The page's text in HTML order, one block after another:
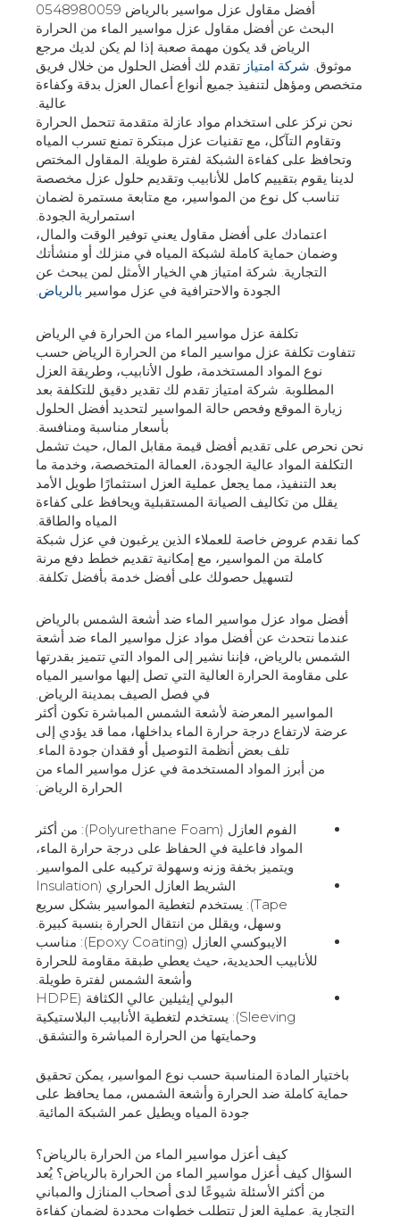
أفضل مقاول عزل مواسير بالرياض 0548980059
البحث عن أفضل مقاول عزل مواسير الماء من الحرارة
الرياض قد يكون مهمة صعبة إذا لم يكن لديك مرجع
موثوق. شركة امتياز تقدم لك أفضل الحلول من خلال فريق
متخصص ومؤهل لتنفيذ جميع أنواع أعمال العزل بدقة وكفاءة
عالية.
نحن نركز على استخدام مواد عازلة متقدمة تتحمل الحرارة
وتقاوم التآكل، مع تقنيات عزل مبتكرة تمنع تسرب المياه
وتحافظ على كفاءة الشبكة لفترة طويلة. المقاول المختص
لدينا يقوم بتقييم كامل للأنابيب وتقديم حلول عزل مخصصة
تناسب كل نوع من المواسير، مع متابعة مستمرة لضمان
استمرارية الجودة.
اعتمادك على أفضل مقاول يعني توفير الوقت والمال،
وضمان حماية كاملة لشبكة المياه في منزلك أو منشأتك
التجارية. شركة امتياز هي الخيار الأمثل لمن يبحث عن
الجودة والاحترافية في عزل مواسير بالرياض.
تكلفة عزل مواسير الماء من الحرارة في الرياض
تتفاوت تكلفة عزل مواسير الماء من الحرارة الرياض حسب
نوع المواد المستخدمة، طول الأنابيب، وطريقة العزل
المطلوبة. شركة امتياز تقدم لك تقدير دقيق للتكلفة بعد
زيارة الموقع وفحص حالة المواسير لتحديد أفضل الحلول
بأسعار مناسبة ومنافسة.
نحن نحرص على تقديم أفضل قيمة مقابل المال، حيث تشمل
التكلفة المواد عالية الجودة، العمالة المتخصصة، وخدمة ما
بعد التنفيذ، مما يجعل عملية العزل استثمارًا طويل الأمد
يقلل من تكاليف الصيانة المستقبلية ويحافظ على كفاءة
المياه والطاقة.
كما نقدم عروض خاصة للعملاء الذين يرغبون في عزل شبكة
كاملة من المواسير، مع إمكانية تقديم خطط دفع مرنة
لتسهيل حصولك على أفضل خدمة بأفضل تكلفة.
أفضل مواد عزل مواسير الماء ضد أشعة الشمس بالرياض
عندما نتحدث عن أفضل مواد عزل مواسير الماء ضد أشعة
الشمس بالرياض، فإننا نشير إلى المواد التي تتميز بقدرتها
على مقاومة الحرارة العالية التي تصل إليها مواسير المياه
في فصل الصيف بمدينة الرياض.
المواسير المعرضة لأشعة الشمس المباشرة تكون أكثر
عرضة لارتفاع درجة حرارة الماء بداخلها، مما قد يؤدي إلى
تلف بعض أنظمة التوصيل أو فقدان جودة الماء.
من أبرز المواد المستخدمة في عزل مواسير الماء من
الحرارة الرياض:
الفوم العازل (Polyurethane Foam): من أكثر
المواد فاعلية في الحفاظ على درجة حرارة الماء،
ويتميز بخفة وزنه وسهولة تركيبه على المواسير.
الشريط العازل الحراري (Insulation
Tape): يستخدم لتغطية المواسير بشكل سريع
وسهل، ويقلل من انتقال الحرارة بنسبة كبيرة.
الايبوكسي العازل (Epoxy Coating): مناسب
للأنابيب الحديدية، حيث يعطي طبقة مقاومة للحرارة
وأشعة الشمس لفترة طويلة.
البولي إيثيلين عالي الكثافة (HDPE
Sleeving): يستخدم لتغطية الأنابيب البلاستيكية
وحمايتها من الحرارة المباشرة والتشقق.
باختيار المادة المناسبة حسب نوع المواسير، يمكن تحقيق
حماية كاملة ضد الحرارة وأشعة الشمس، مما يحافظ على
جودة المياه ويطيل عمر الشبكة المائية.
كيف أعزل مواسير الماء من الحرارة بالرياض؟
السؤال كيف أعزل مواسير الماء من الحرارة بالرياض؟ يُعد
من أكثر الأسئلة شيوعًا لدى أصحاب المنازل والمباني
التجارية. عملية العزل تتطلب خطوات محددة لضمان كفاءة